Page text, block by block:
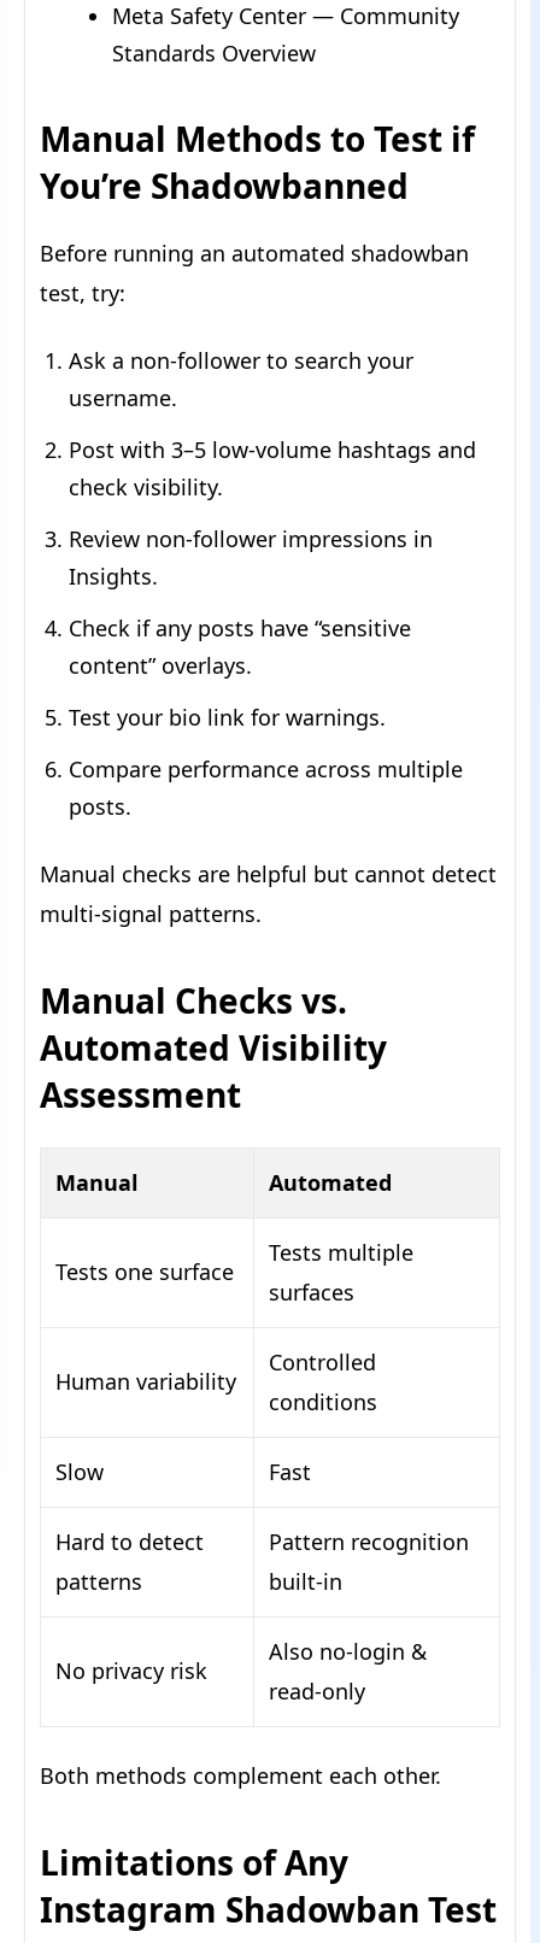
Meta Safety Center — Community
Standards Overview
Manual Methods to Test if
You’re Shadowbanned
Before running an automated shadowban
test, try:
Ask a non-follower to search your
username.
Post with 3–5 low-volume hashtags and
check visibility.
Review non-follower impressions in
Insights.
Check if any posts have “sensitive
content” overlays.
Test your bio link for warnings.
Compare performance across multiple
posts.
Manual checks are helpful but cannot detect
multi-signal patterns.
Manual Checks vs.
Automated Visibility
Assessment
Manual Automated
Tests one surface
Tests multiple
surfaces
Human variability
Controlled
conditions
Slow Fast
Hard to detect
patterns
Pattern recognition
built-in
No privacy risk
Also no-login &
read-only
Both methods complement each other.
Limitations of Any
Instagram Shadowban Test